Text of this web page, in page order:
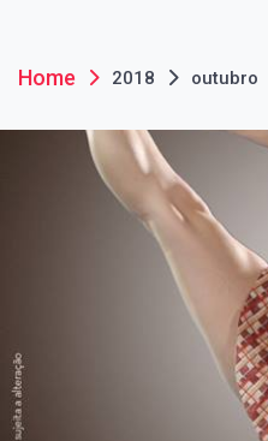
Home 2018 outubro